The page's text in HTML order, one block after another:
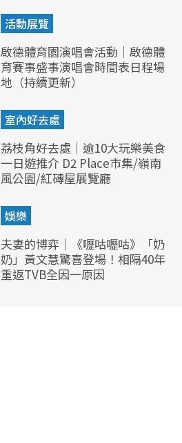
活動展覽
啟德體育園演唱會活動｜啟德體
育賽事盛事演唱會時間表日程場
地（持續更新）
室內好去處
荔枝角好去處｜逾10大玩樂美食
一日遊推介 D2 Place市集/嶺南
風公園/紅磚屋展覽廳
娛樂
夫妻的博弈｜《嚦咕嚦咕》「奶
奶」黃文慧驚喜登場！相隔40年
重返TVB全因一原因